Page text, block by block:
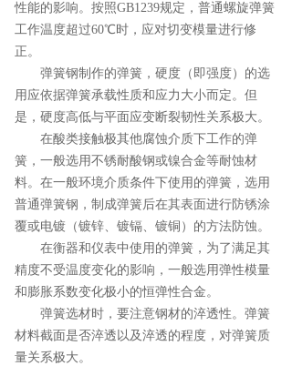
性能的影响。按照GB1239规定，普通螺旋弹簧
工作温度超过60℃时，应对切变模量进行修
正。
弹簧钢制作的弹簧，硬度（即强度）的选
用应依据弹簧承载性质和应力大小而定。但
是，硬度高低与平面应变断裂韧性关系极大。
在酸类接触极其他腐蚀介质下工作的弹
簧，一般选用不锈耐酸钢或镍合金等耐蚀材
料。在一般环境介质条件下使用的弹簧，选用
普通弹簧钢，制成弹簧后在其表面进行防锈涂
覆或电镀（镀锌、镀镉、镀铜）的方法防蚀。
在衡器和仪表中使用的弹簧，为了满足其
精度不受温度变化的影响，一般选用弹性模量
和膨胀系数变化极小的恒弹性合金。
弹簧选材时，要注意钢材的淬透性。弹簧
材料截面是否淬透以及淬透的程度，对弹簧质
量关系极大。